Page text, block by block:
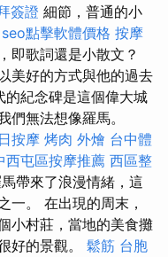
簽證 細節，普通的小
seo點擊軟體價格 按摩
即歌詞還是小散文？
美好的方式與他的過去
的紀念碑是這個偉大城
們無法想像羅馬。
按摩 烤肉 外燴 台中體
西屯區按摩推薦 西區整
帶來了浪漫情緒，這
一。 在出現的周末，
小村莊，當地的美食攤
好的景觀。 鬆筋 台胞